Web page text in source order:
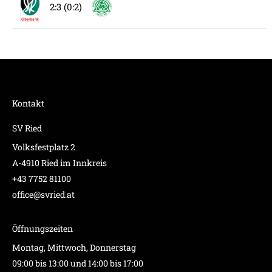
2:3 (0:2)
Kontakt
SV Ried
Volksfestplatz 2
A-4910 Ried im Innkreis
+43 7752 81100
office@svried.at
Öffnungszeiten
Montag, Mittwoch, Donnerstag
09:00 bis 13:00 und 14:00 bis 17:00